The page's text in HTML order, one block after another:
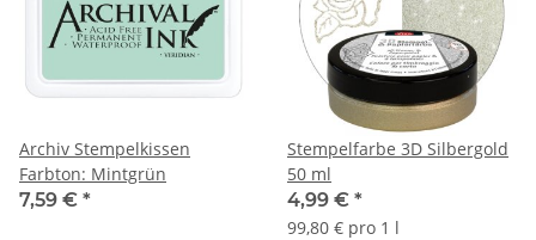
Archiv Stempelkissen
Farbton: Mintgrün
7,59 € *
Stempelfarbe 3D Silbergold
50 ml
4,99 € *
99,80 € pro 1 l